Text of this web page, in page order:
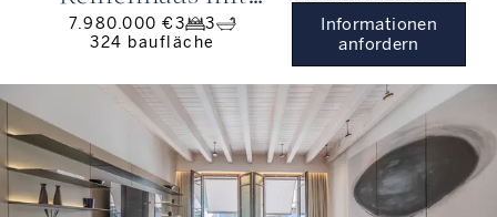
Terrasse und Pool in
Palma
7.980.000 €3
3
324 baufläche
Informationen
anfordern